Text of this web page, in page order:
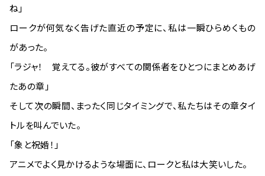
ね」
ロークが何気なく告げた直近の予定に、私は一瞬ひらめくもの
があった。
「ラジャ！ 覚えてる。彼がすべての関係者をひとつにまとめあげ
たあの章――」
そして次の瞬間、まったく同じタイミングで、私たちはその章タイ
トルを叫んでいた。
「象と祝婚！」
アニメでよく見かけるような場面に、ロークと私は大笑いした。